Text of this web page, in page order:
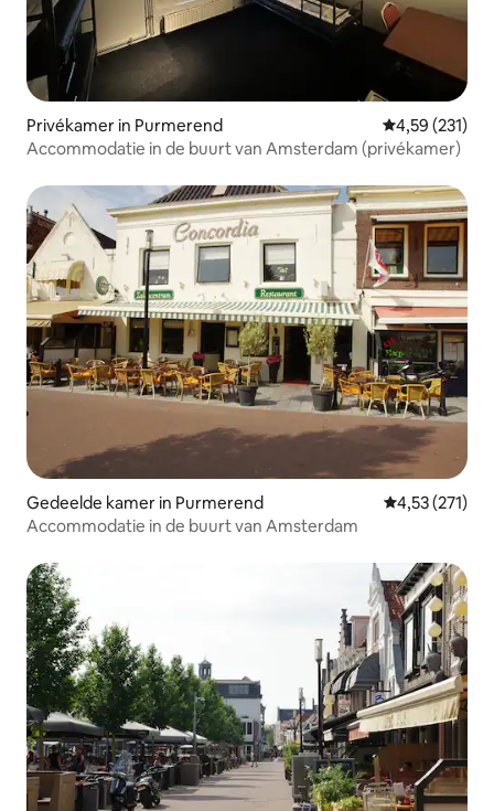
Privékamer in Purmerend Gemiddelde
4,59 (231)
Accommodatie in de buurt van Amsterdam (privékamer)
Gedeelde kamer in Purmerend Gemiddelde
4,53 (271)
Accommodatie in de buurt van Amsterdam